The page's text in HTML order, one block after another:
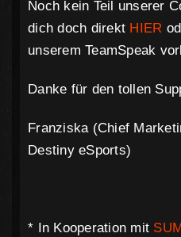
Noch kein Teil unserer
dich doch direkt HIER
unserem TeamSpeak
Danke für den tollen
Franziska (Chief
Destiny eSports)
* In Kooperation mit